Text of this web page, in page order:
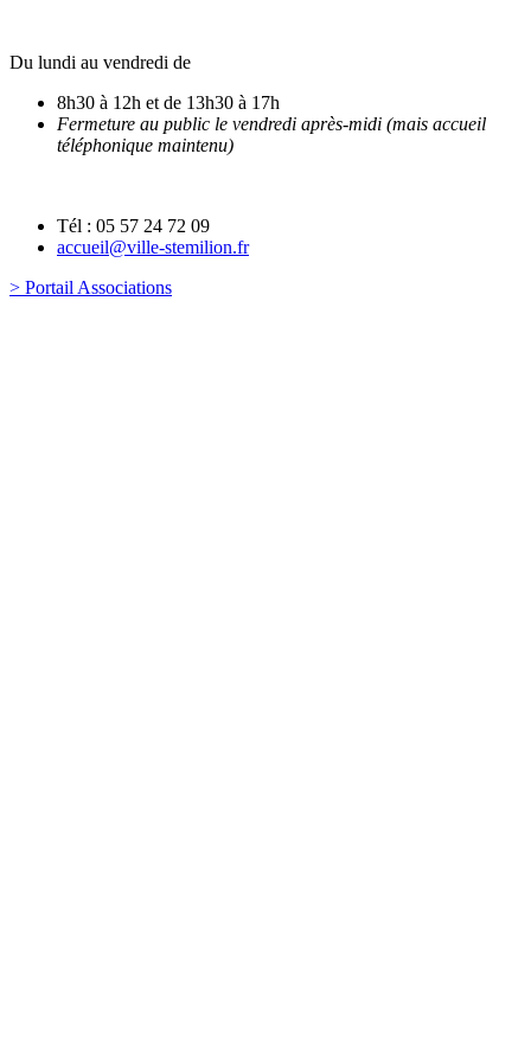
Du lundi au vendredi de
8h30 à 12h et de 13h30 à 17h
Fermeture au public le vendredi après-midi (mais accueil
téléphonique maintenu)
Tél : 05 57 24 72 09
accueil@ville-stemilion.fr
> Portail Associations